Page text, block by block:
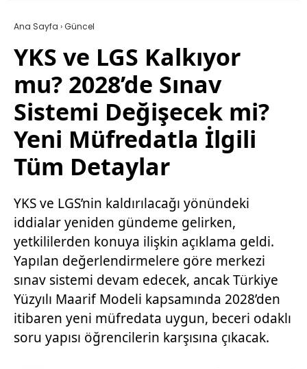
Ana Sayfa ›Güncel
YKS ve LGS Kalkıyor
mu? 2028’de Sınav
Sistemi Değişecek mi?
Yeni Müfredatla İlgili
Tüm Detaylar
YKS ve LGS’nin kaldırılacağı yönündeki
iddialar yeniden gündeme gelirken,
yetkililerden konuya ilişkin açıklama geldi.
Yapılan değerlendirmelere göre merkezi
sınav sistemi devam edecek, ancak Türkiye
Yüzyılı Maarif Modeli kapsamında 2028’den
itibaren yeni müfredata uygun, beceri odaklı
soru yapısı öğrencilerin karşısına çıkacak.